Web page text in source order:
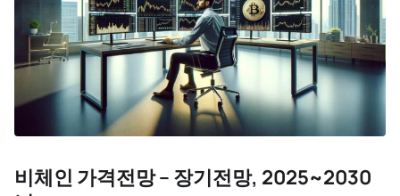
비체인 가격전망 – 장기전망, 2025~2030